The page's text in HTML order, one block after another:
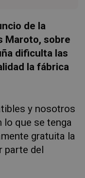
de la
Maroto, sobre
dificulta las
la fábrica
y nosotros
lo que se tenga
gratuita la
parte del